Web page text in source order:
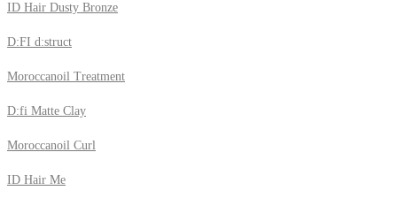
ID Hair Dusty Bronze
D:FI d:struct
Moroccanoil Treatment
D:fi Matte Clay
Moroccanoil Curl
ID Hair Me